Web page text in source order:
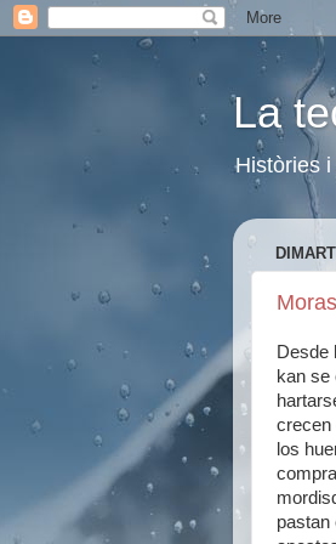
La
Històries
Desde
kan se
crecen
los
pastan